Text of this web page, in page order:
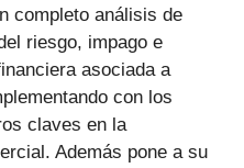
completo análisis de
riesgo, impago e
asociada a
con los
claves en la
Además pone a su